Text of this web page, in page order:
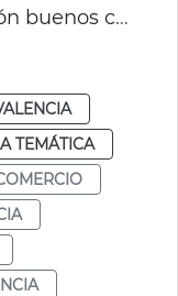
Ampliación plazo inscripción buenos comercio VLC
TEMÁTICA